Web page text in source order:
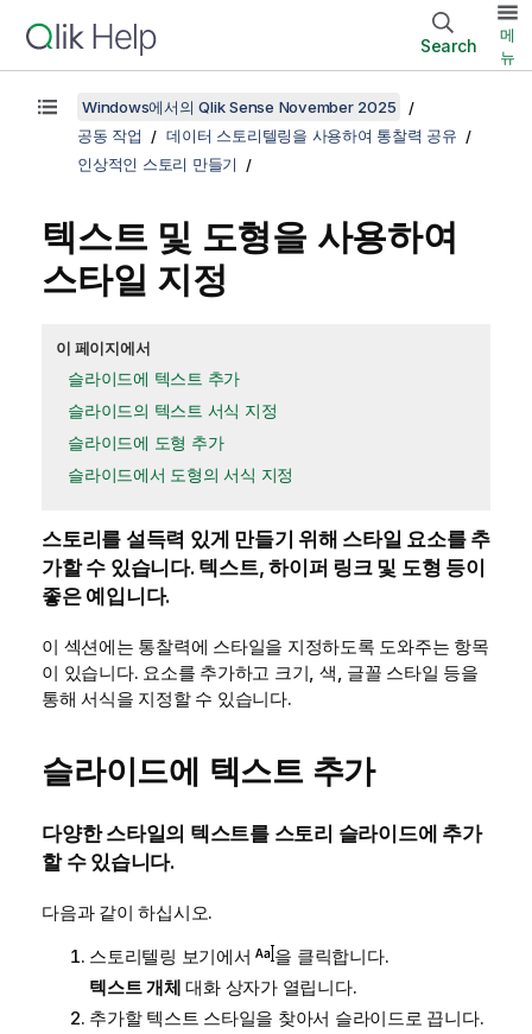
Search
메
뉴
Windows에서의 Qlik Sense November 2025
공동 작업
데이터 스토리텔링을 사용하여 통찰력 공유
인상적인 스토리 만들기
텍스트 및 도형을 사용하여
스타일 지정
이 페이지에서
슬라이드에 텍스트 추가
슬라이드의 텍스트 서식 지정
슬라이드에 도형 추가
슬라이드에서 도형의 서식 지정
스토리를 설득력 있게 만들기 위해 스타일 요소를 추
가할 수 있습니다. 텍스트, 하이퍼 링크 및 도형 등이
좋은 예입니다.
이 섹션에는 통찰력에 스타일을 지정하도록 도와주는 항목
이 있습니다. 요소를 추가하고 크기, 색, 글꼴 스타일 등을
통해 서식을 지정할 수 있습니다.
슬라이드에 텍스트 추가
다양한 스타일의 텍스트를 스토리 슬라이드에 추가
할 수 있습니다.
다음과 같이 하십시오.
스토리텔링 보기에서
을 클릭합니다.
텍스트 개체 대화 상자가 열립니다.
추가할 텍스트 스타일을 찾아서 슬라이드로 끕니다.